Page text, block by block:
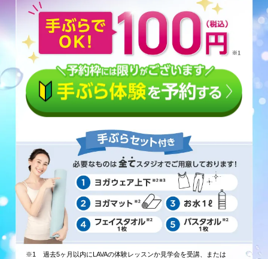
※1
過去5ヶ月以内にLAVAの体験レッスンか見学会を受講、または